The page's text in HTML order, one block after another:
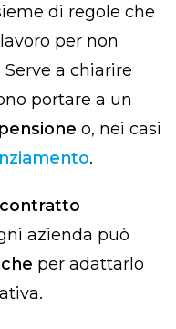
di regole che
per non
a chiarire
portare a un
o, nei casi
.
contratto
azienda può
per adattarlo